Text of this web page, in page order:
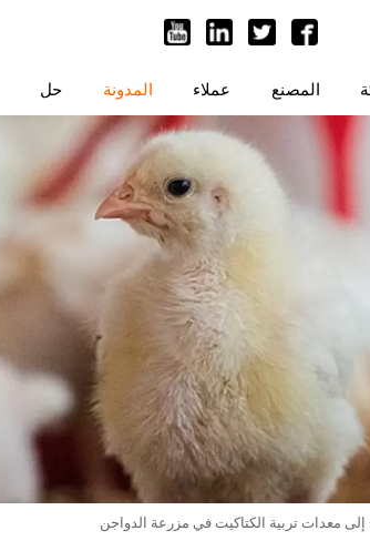
المصنع عملاء المدونة حل
إلى معدات تربية الكتاكيت في مزرعة الدواجن